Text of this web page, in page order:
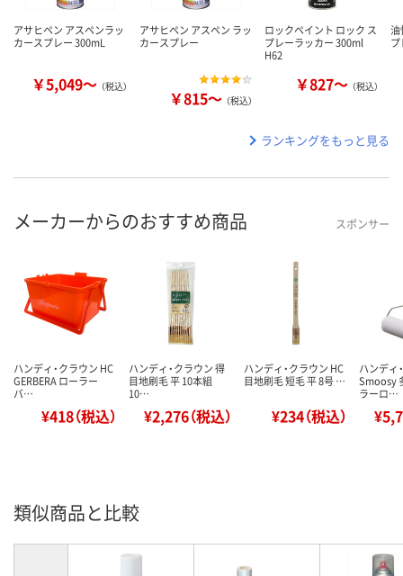
アサヒペン アスペンラッ
カースプレー 300mL
￥5,049～ （税込）
アサヒペン アスペン ラッ
カースプレー
￥815～ （税込）
ロックペイント ロック ス
プレーラッカー 300ml
H62
￥827～ （税込）
油
ランキングをもっと見る
メーカーからのおすすめ商品 スポンサー
ハンディ・クラウン HC
GERBERA ローラー
バ…
¥418（税込）
ハンディ・クラウン 得
目地刷毛 平 10本組
10…
¥2,276（税込）
ハンディ・クラウン HC
目地刷毛 短毛 平 8号 …
¥234（税込）
ハンディ
Smoosy
ラーロ…
類似商品と比較